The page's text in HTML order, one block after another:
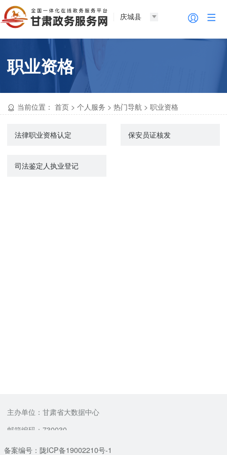
庆城县
职业资格
当前位置： 首页 >个人服务 >热门导航 >职业资格
法律职业资格认定 保安员证核发
司法鉴定人执业登记
主办单位：甘肃省大数据中心
邮箱编码：730030
备案编号：陇ICP备19002210号-1